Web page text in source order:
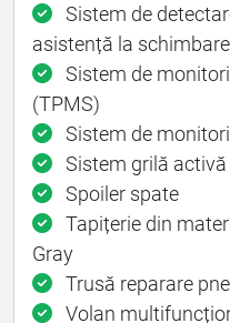
Sistem de
asistență la
Sistem de
(TPMS)
Sistem de
Sistem grilă activă
Spoiler spate
Tapițerie din
Gray
Trusă reparare
Volan